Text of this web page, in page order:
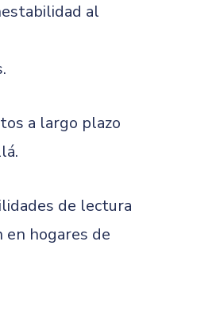
al
a largo plazo
de lectura
en hogares de